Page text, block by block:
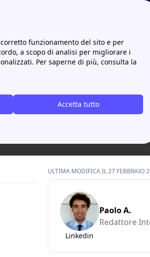
funzionamento del sito e per
a scopo di analisi per migliorare i
Per saperne di più, consulta la
Accetta tutto
ed offerte mobile e fisso Il 190 e tutti i
Il 190 e tutti
Hai bisogno di
numeri verdi di
come parlare con un
ULTIMA MODIFICA IL 27 FEBBRAIO
Linkedin
Paolo A.
Redattore